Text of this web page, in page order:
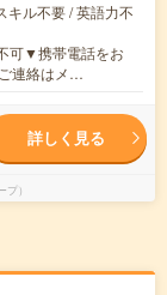
キル不要 / 英語力不
可▼携帯電話をお
連絡はメ…
詳しく見る
）